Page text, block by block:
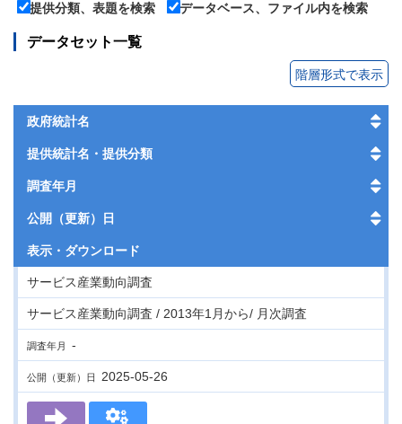
提供分類、表題を検索
データベース、ファイル内を検索
データセット一覧
階層形式で表示
政府統計名
提供統計名・提供分類
調査年月
公開（更新）日
表示・ ダウンロード
サービス産業動向調査
サービス産業動向調査 / 2013年1月から/ 月次調査
調査年月 -
公開（更新）日 2025-05-26